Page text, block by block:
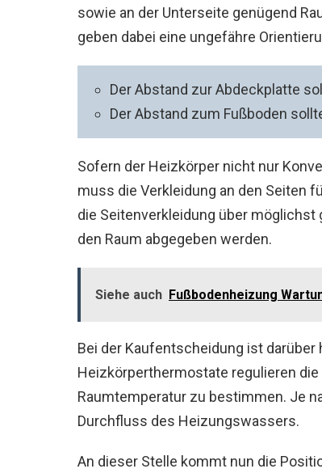
sowie an der Unterseite genügend
geben dabei eine ungefähre
Der Abstand zur Abdeckplatte
Der Abstand zum Fußboden
Sofern der Heizkörper nicht nur
muss die Verkleidung an den Seiten
die Seitenverkleidung über möglichst
den Raum abgegeben werden.
Siehe auch Fußbodenheizung
Bei der Kaufentscheidung ist
Heizkörperthermostate regulieren
Raumtemperatur zu bestimmen. Je
Durchfluss des Heizungswassers.
An dieser Stelle kommt nun die